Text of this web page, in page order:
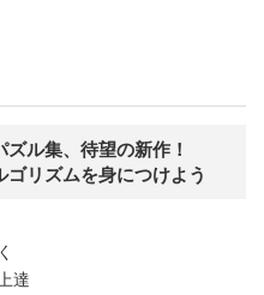
ル集、待望の新作！
リズムを身につけよう
達